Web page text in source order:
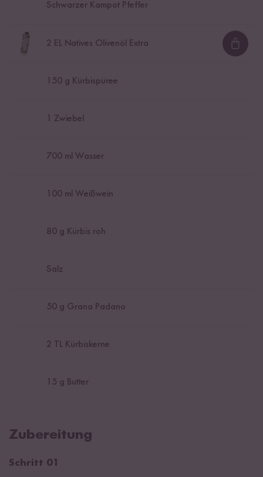
Schwarzer Kampot Pfeffer
2 EL Natives Olivenöl Extra
150 g Kürbispüree
1 Zwiebel
700 ml Wasser
100 ml Weißwein
80 g Kürbis roh
Salz
50 g Grana Padano
2 TL Kürbiskerne
15 g Butter
Zubereitung
Schritt 01